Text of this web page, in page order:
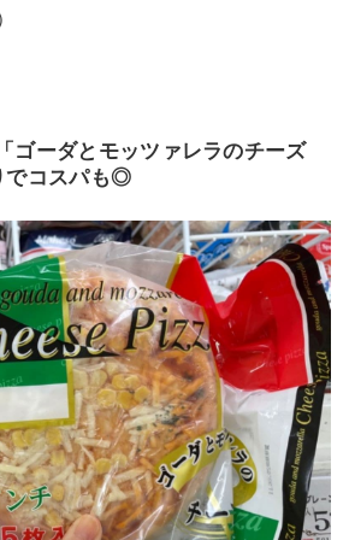
ゴーダとモッツァレラのチーズ
でコスパも◎